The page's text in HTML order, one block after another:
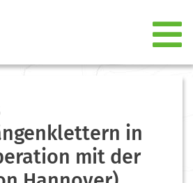
in
mit der